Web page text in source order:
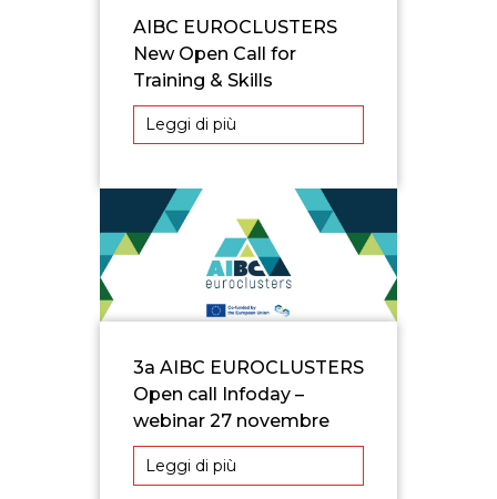
AIBC EUROCLUSTERS
New Open Call for
Training & Skills
Leggi di più
3a AIBC EUROCLUSTERS
Open call Infoday –
webinar 27 novembre
Leggi di più